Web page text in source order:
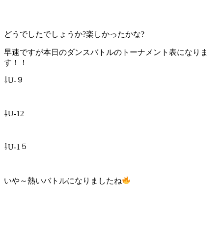
どうでしたでしょうか?楽しかったかな?
早速ですが本日のダンスバトルのトーナメント表になりま
す！！
⇩U-９
⇩U-12
⇩U-1５
いや～熱いバトルになりましたね